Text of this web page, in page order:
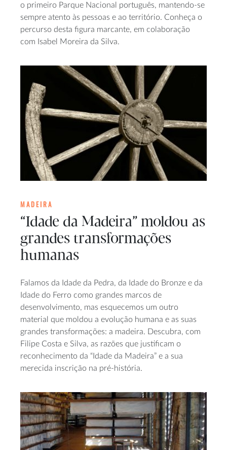
o primeiro Parque Nacional português, mantendo-se
sempre atento às pessoas e ao território. Conheça o
percurso desta figura marcante, em colaboração
com Isabel Moreira da Silva.
MADEIRA
“Idade da Madeira” moldou as
grandes transformações
humanas
Falamos da Idade da Pedra, da Idade do Bronze e da
Idade do Ferro como grandes marcos de
desenvolvimento, mas esquecemos um outro
material que moldou a evolução humana e as suas
grandes transformações: a madeira. Descubra, com
Filipe Costa e Silva, as razões que justificam o
reconhecimento da “Idade da Madeira” e a sua
merecida inscrição na pré-história.